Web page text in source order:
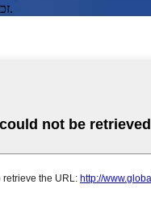
© זכויות יוצרים - 2010-2023 : כל הזכויות שמורות.